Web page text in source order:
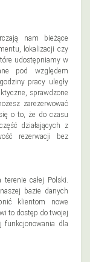
nam bieżące
lokalizacji czy
udostępniamy w
pod względem
pracy uległy
sprawdzone
zarezerwować
o to, że do czasu
działających z
rezerwacji bez
całej Polski.
bazie danych
klientom nowe
to dostęp do twojej
funkcjonowania dla